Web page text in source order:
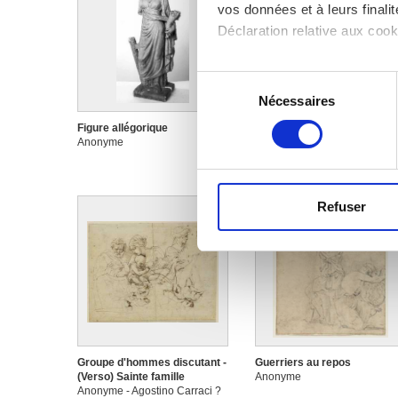
vos données et à leurs
Déclaration relative aux
Si vous le permettez, nous
Collecter des
digitales).
partenaires de médias
vous leur avez fournies ou
consentement
Nécessaires
Refuser
Figure allégorique
Anonyme
Figure allégorique tenant
deux couronnes
Groupe d'hommes discutant -
(Verso) Sainte famille
Anonyme - Agostino Carraci ?
Guerriers au repos
Anonyme